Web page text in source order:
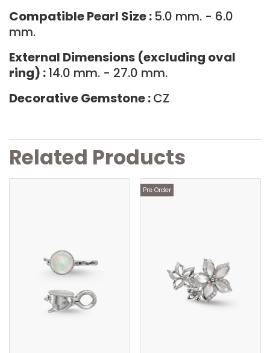
Compatible Pearl Size :5.0 mm. - 6.0
mm.
External Dimensions (excluding oval
ring) :14.0 mm. - 27.0 mm.
Decorative Gemstone :CZ
Related Products
Pre Order